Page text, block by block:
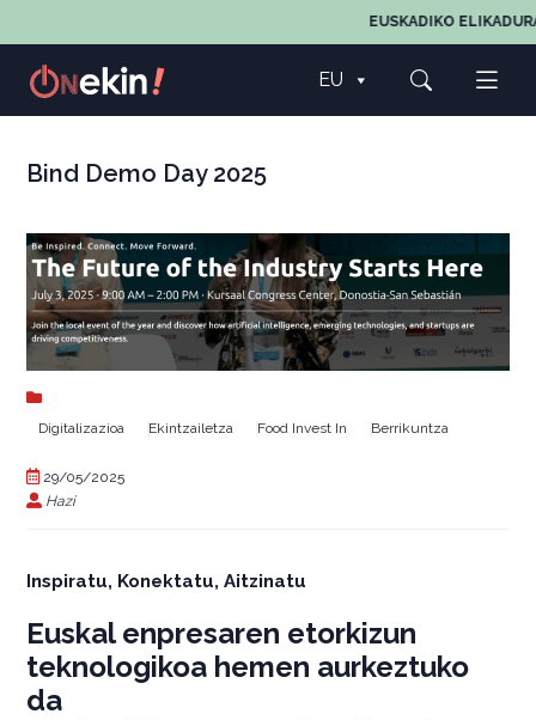
EUSKADIKO
EU
Bind Demo Day 2025
Digitalizazioa Ekintzailetza Food Invest In Berrikuntza
29/05/2025
Hazi
Inspiratu, Konektatu, Aitzinatu
Euskal enpresaren etorkizun
teknologikoa hemen aurkeztuko
da